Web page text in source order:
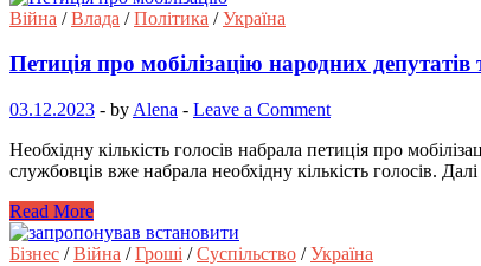
Війна /Влада /Політика /Україна
Петиція про мобілізацію народних
03.12.2023 - by Alena - Leave a Comment
Необхідну кількість голосів набрала петиція про
службовців вже набрала необхідну кількість голосів.
Read More
Бізнес /Війна /Гроші /Суспільство /Україна